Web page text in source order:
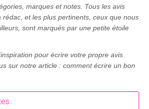
marques et notes. Tous les avis
rédac, et les plus pertinents, ceux que nous
sont marqués par une petite étoile
pour écrire votre propre avis
sur notre article : comment écrire un bon